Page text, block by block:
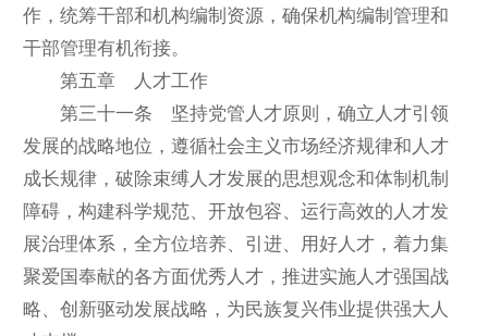
作，统筹干部和机构编制资源，确保机构编制管理和
干部管理有机衔接。
第五章 人才工作
第三十一条 坚持党管人才原则，确立人才引领
发展的战略地位，遵循社会主义市场经济规律和人才
成长规律，破除束缚人才发展的思想观念和体制机制
障碍，构建科学规范、开放包容、运行高效的人才发
展治理体系，全方位培养、引进、用好人才，着力集
聚爱国奉献的各方面优秀人才，推进实施人才强国战
略、创新驱动发展战略，为民族复兴伟业提供强大人